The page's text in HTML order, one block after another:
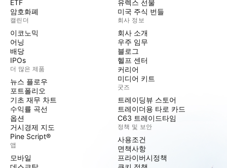
ETF
암호화폐
캘린더
이코노믹
어닝
배당
IPOs
더 많은 제품
뉴스 플로우
포트폴리오
기초 재무 차트
수익률 곡선
옵션
거시경제 지도
Pine Script®
앱
모바일
유렉스 선물
미국 주식 번들
회사 정보
회사 소개
우주 임무
블로그
헬프 센터
커리어
미디어 키트
굿즈
트레이딩뷰 스토어
트레이더용 타로 카드
C63 트레이드타임
정책 및 보안
사용조건
면책사항
프라이버시정책